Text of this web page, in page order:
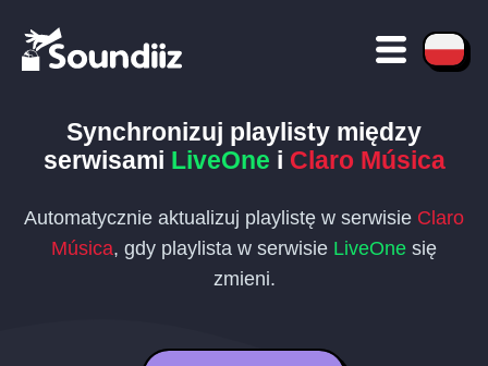
Synchronizuj playlisty między
serwisami LiveOne i Claro Música
Automatycznie aktualizuj playlistę w serwisie Claro
Música, gdy playlista w serwisie LiveOne się
zmieni.